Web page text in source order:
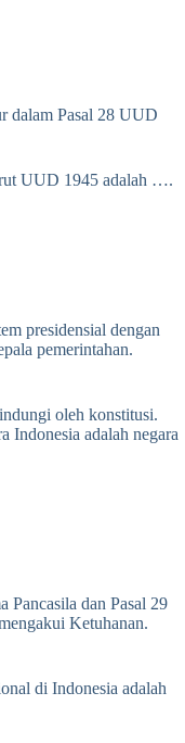
dalam Pasal 28 UUD
UUD 1945 adalah ….
presidensial dengan
pemerintahan.
oleh konstitusi.
Indonesia adalah negara
Pancasila dan Pasal 29
Ketuhanan.
di Indonesia adalah